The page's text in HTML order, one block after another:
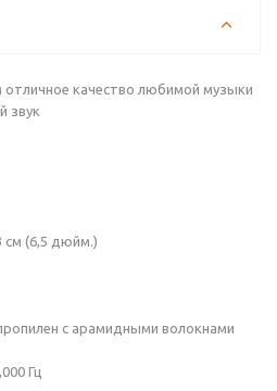
качество любимой музыки
звук
см (6,5 дюйм.)
с арамидными волокнами
Гц